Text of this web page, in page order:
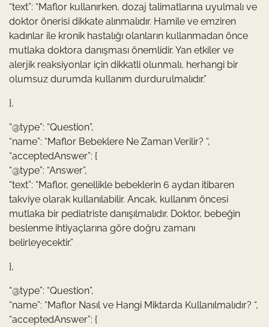
“text”: “Maflor kullanırken, dozaj talimatlarına uyulmalı ve
doktor önerisi dikkate alınmalıdır. Hamile ve emziren
kadınlar ile kronik hastalığı olanların kullanmadan önce
mutlaka doktora danışması önemlidir. Yan etkiler ve
alerjik reaksiyonlar için dikkatli olunmalı, herhangi bir
olumsuz durumda kullanım durdurulmalıdır.”
},
“@type”: “Question”,
“name”: “Maflor Bebeklere Ne Zaman Verilir? “,
“acceptedAnswer”: {
“@type”: “Answer”,
“text”: “Maflor, genellikle bebeklerin 6 aydan itibaren
takviye olarak kullanılabilir. Ancak, kullanım öncesi
mutlaka bir pediatriste danışılmalıdır. Doktor, bebeğin
beslenme ihtiyaçlarına göre doğru zamanı
belirleyecektir.”
},
“@type”: “Question”,
“name”: “Maflor Nasıl ve Hangi Miktarda Kullanılmalıdır? “,
“acceptedAnswer”: {